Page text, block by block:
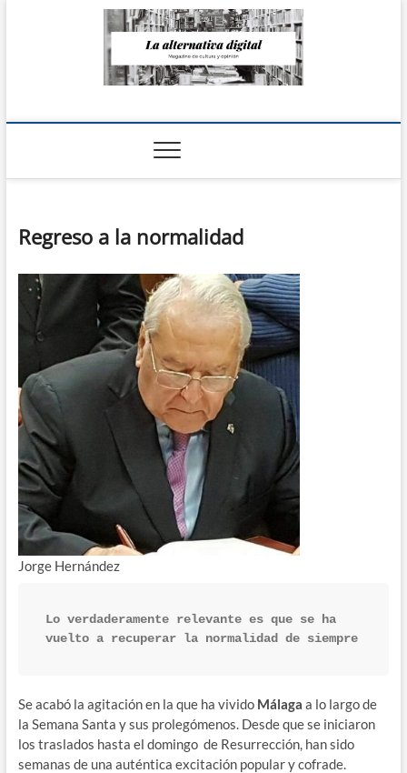
La Alternativa
Regreso a la normalidad
Jorge Hernández
Lo verdaderamente relevante es que se ha
vuelto a recuperar la normalidad de siempre
Se acabó la agitación en la que ha vivido Málaga a lo largo de
la Semana Santa y sus prolegómenos. Desde que se iniciaron
los traslados hasta el domingo de Resurrección, han sido
semanas de una auténtica excitación popular y cofrade.